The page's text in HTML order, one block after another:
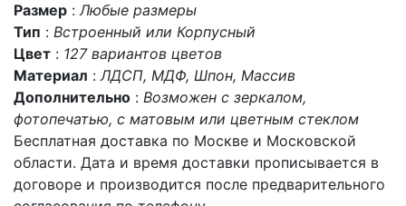
Размер :Любые размеры
Тип : Встроенный или Корпусный
Цвет : 127 вариантов цветов
Материал :ЛДСП, МДФ, Шпон, Массив
Дополнительно : Возможен с зеркалом,
фотопечатью, с матовым или цветным стеклом
Бесплатная доставка по Москве и Московской
области. Дата и время доставки прописывается в
договоре и производится после предварительного